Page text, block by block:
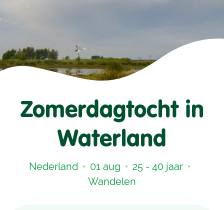
Zomerdagtocht in
Waterland
Nederland • 01 aug • 25 - 40 jaar •
Wandelen